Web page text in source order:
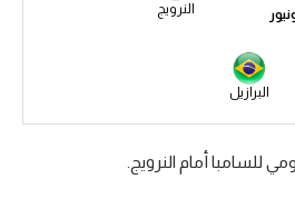
النرويج
البرازيل
للسامبا أمام النرويج.